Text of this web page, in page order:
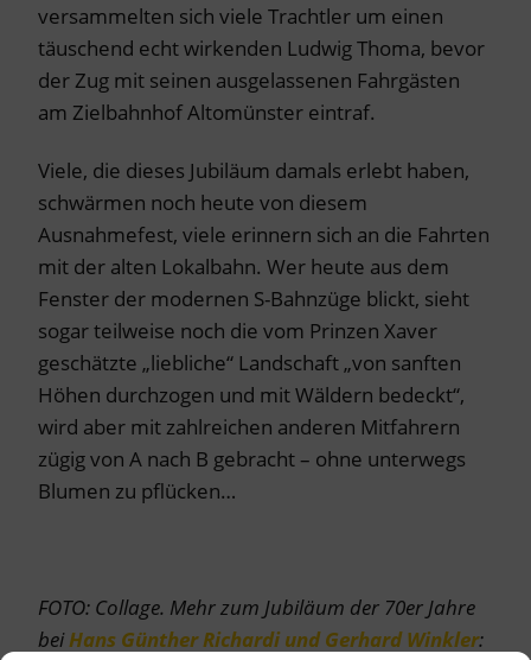
versammelten sich viele Trachtler um einen
täuschend echt wirkenden Ludwig Thoma, bevor
der Zug mit seinen ausgelassenen Fahrgästen
am Zielbahnhof Altomünster eintraf.
Viele, die dieses Jubiläum damals erlebt haben,
schwärmen noch heute von diesem
Ausnahmefest, viele erinnern sich an die Fahrten
mit der alten Lokalbahn. Wer heute aus dem
Fenster der modernen S-Bahnzüge blickt, sieht
sogar teilweise noch die vom Prinzen Xaver
geschätzte „liebliche“ Landschaft „von sanften
Höhen durchzogen und mit Wäldern bedeckt“,
wird aber mit zahlreichen anderen Mitfahrern
zügig von A nach B gebracht – ohne unterwegs
Blumen zu pflücken…
FOTO: Collage. Mehr zum Jubiläum der 70er Jahre
beiHans Günther Richardi und Gerhard Winkler: